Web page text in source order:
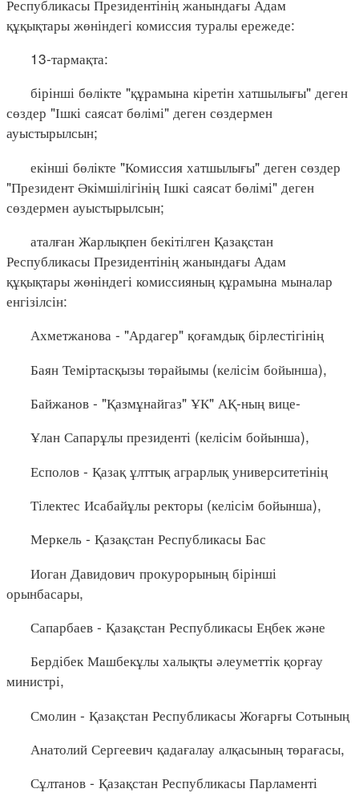
Республикасы Президентінің жанындағы Адам
құқықтары жөніндегі комиссия туралы ережеде:
13-тармақта:
бірінші бөлікте "құрамына кіретін хатшылығы" деген
сөздер "Ішкі саясат бөлімі" деген сөздермен
ауыстырылсын;
екінші бөлікте "Комиссия хатшылығы" деген сөздер
"Президент Әкімшілігінің Ішкі саясат бөлімі" деген
сөздермен ауыстырылсын;
аталған Жарлықпен бекітілген Қазақстан
Республикасы Президентінің жанындағы Адам
құқықтары жөніндегі комиссияның құрамына мыналар
енгізілсін:
Ахметжанова - "Ардагер" қоғамдық бірлестігінің
Баян Теміртасқызы төрайымы (келісім бойынша),
Байжанов - "Қазмұнайгаз" ҰК" АҚ-ның вице-
Ұлан Сапарұлы президенті (келісім бойынша),
Есполов - Қазақ ұлттық аграрлық университетінің
Тілектес Исабайұлы ректоры (келісім бойынша),
Меркель - Қазақстан Республикасы Бас
Иоган Давидович прокурорының бірінші
орынбасары,
Сапарбаев - Қазақстан Республикасы Еңбек және
Бердібек Машбекұлы халықты әлеуметтік қорғау
министрі,
Смолин - Қазақстан Республикасы Жоғарғы Сотының
Анатолий Сергеевич қадағалау алқасының төрағасы,
Сұлтанов - Қазақстан Республикасы Парламенті